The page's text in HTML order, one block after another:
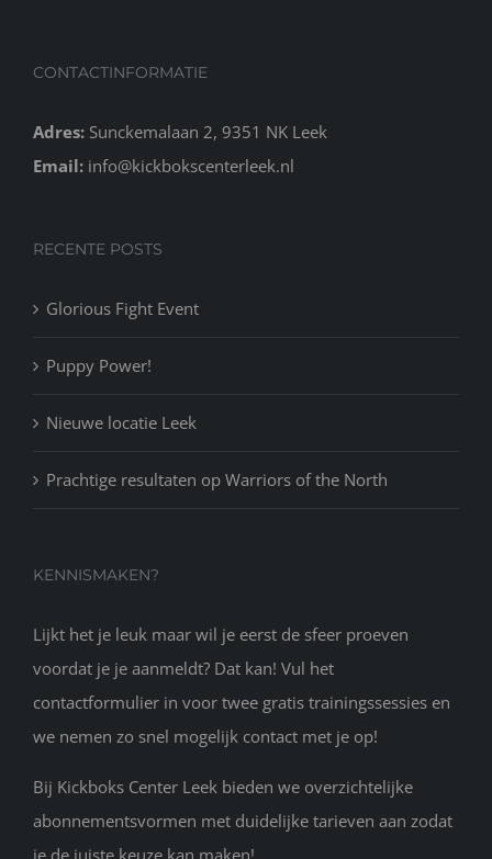
CONTACTINFORMATIE
Adres: Sunckemalaan 2, 9351 NK Leek
Email: info@kickbokscenterleek.nl
RECENTE POSTS
Glorious Fight Event
Puppy Power!
Nieuwe locatie Leek
Prachtige resultaten op Warriors of the North
KENNISMAKEN?
Lijkt het je leuk maar wil je eerst de sfeer proeven
voordat je je aanmeldt? Dat kan! Vul het
contactformulier in voor twee gratis trainingssessies en
we nemen zo snel mogelijk contact met je op!
Bij Kickboks Center Leek bieden we overzichtelijke
abonnementsvormen met duidelijke tarieven aan zodat
je de juiste keuze kan maken!